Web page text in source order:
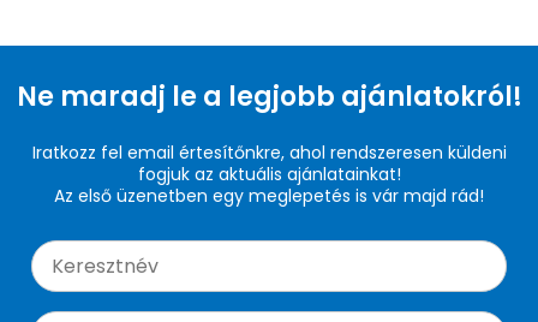
Ne maradj le a legjobb ajánlatokról!
Iratkozz fel email értesítőnkre, ahol rendszeresen küldeni
fogjuk az aktuális ajánlatainkat!
Az első üzenetben egy meglepetés is vár majd rád!